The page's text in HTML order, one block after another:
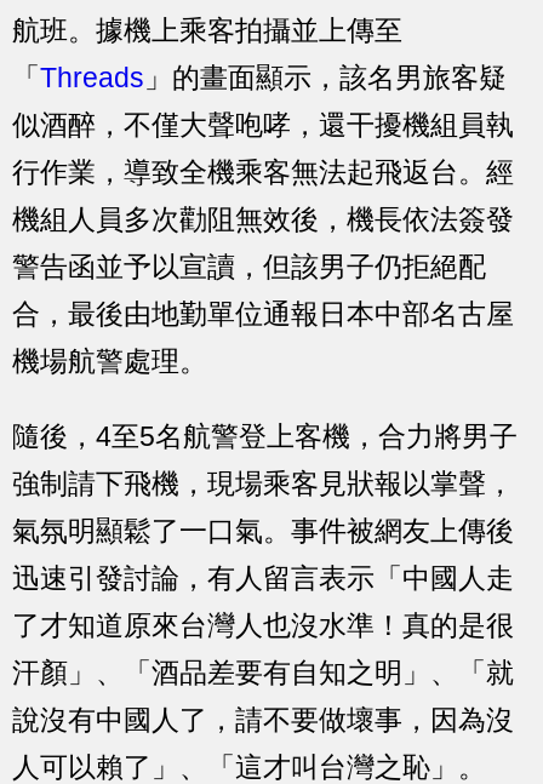
航班。據機上乘客拍攝並上傳至
「Threads 」的畫面顯示，該名男旅客疑
似酒醉，不僅大聲咆哮，還干擾機組員執
行作業，導致全機乘客無法起飛返台。經
機組人員多次勸阻無效後，機長依法簽發
警告函並予以宣讀，但該男子仍拒絕配
合，最後由地勤單位通報日本中部名古屋
機場航警處理。
隨後，4至5名航警登上客機，合力將男子
強制請下飛機，現場乘客見狀報以掌聲，
氣氛明顯鬆了一口氣。事件被網友上傳後
迅速引發討論，有人留言表示「中國人走
了才知道原來台灣人也沒水準！真的是很
汗顏」、「酒品差要有自知之明」、「就
說沒有中國人了，請不要做壞事，因為沒
人可以賴了」、「這才叫台灣之恥」。